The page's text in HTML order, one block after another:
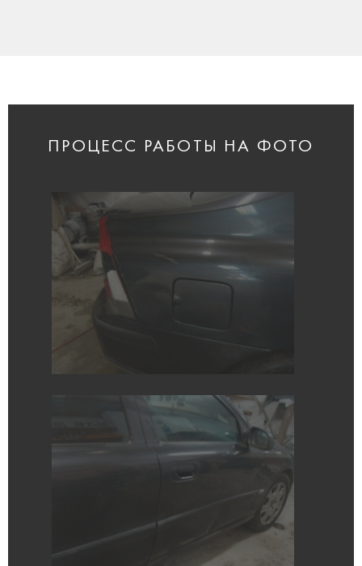
ПРОЦЕСС РАБОТЫ НА ФОТО